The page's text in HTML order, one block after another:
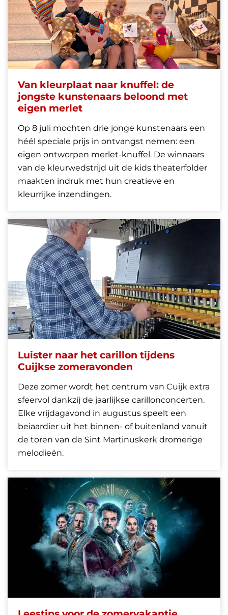
Van kleurplaat naar knuffel: de
jongste kunstenaars beloond met
eigen merlet
Op 8 juli mochten drie jonge kunstenaars een
héél speciale prijs in ontvangst nemen: een
eigen ontworpen merlet-knuffel. De winnaars
van de kleurwedstrijd uit de kids theaterfolder
maakten indruk met hun creatieve en
kleurrijke inzendingen.
Luister naar het carillon tijdens
Cuijkse zomeravonden
Deze zomer wordt het centrum van Cuijk extra
sfeervol dankzij de jaarlijkse carillonconcerten.
Elke vrijdagavond in augustus speelt een
beiaardier uit het binnen- of buitenland vanuit
de toren van de Sint Martinuskerk dromerige
melodieën.